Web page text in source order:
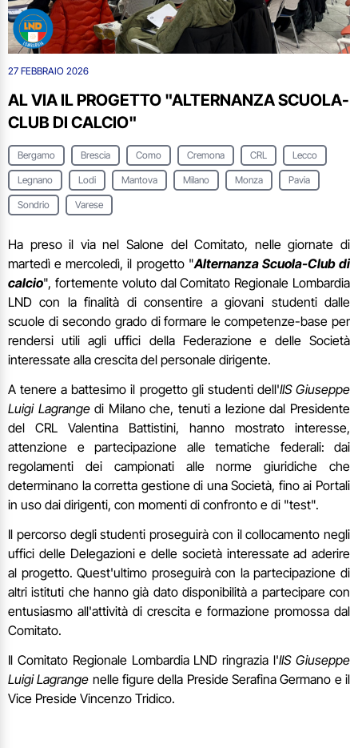
27 FEBBRAIO 2026
AL VIA IL PROGETTO "ALTERNANZA SCUOLA-
CLUB DI CALCIO"
Bergamo Brescia Como Cremona CRL Lecco
Legnano Lodi Mantova Milano Monza Pavia
Sondrio Varese
Ha preso il via nel Salone del Comitato, nelle giornate di
martedì e mercoledì, il progetto "Alternanza Scuola-Club di
calcio", fortemente voluto dal Comitato Regionale Lombardia
LND con la finalità di consentire a giovani studenti dalle
scuole di secondo grado di formare le competenze-base per
rendersi utili agli uffici della Federazione e delle Società
interessate alla crescita del personale dirigente.
A tenere a battesimo il progetto gli studenti dell'IIS Giuseppe
Luigi Lagrangedi Milano che, tenuti a lezione dal Presidente
del CRL Valentina Battistini, hanno mostrato interesse,
attenzione e partecipazione alle tematiche federali: dai
regolamenti dei campionati alle norme giuridiche che
determinano la corretta gestione di una Società, fino ai Portali
in uso dai dirigenti, con momenti di confronto e di "test".
Il percorso degli studenti proseguirà con il collocamento negli
uffici delle Delegazioni e delle società interessate ad aderire
al progetto. Quest'ultimo proseguirà con la partecipazione di
altri istituti che hanno già dato disponibilità a partecipare con
entusiasmo all'attività di crescita e formazione promossa dal
Comitato.
Il Comitato Regionale Lombardia LND ringrazia l'IIS Giuseppe
Luigi Lagrange nelle figure della Preside Serafina Germano e il
Vice Preside Vincenzo Tridico.